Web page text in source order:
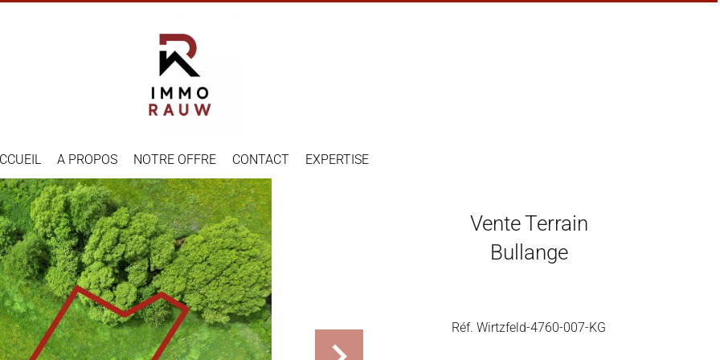
A PROPOS NOTRE OFFRE CONTACT EXPERTISE
Vente Terrain
Bullange
Réf. Wirtzfeld-4760-007-KG